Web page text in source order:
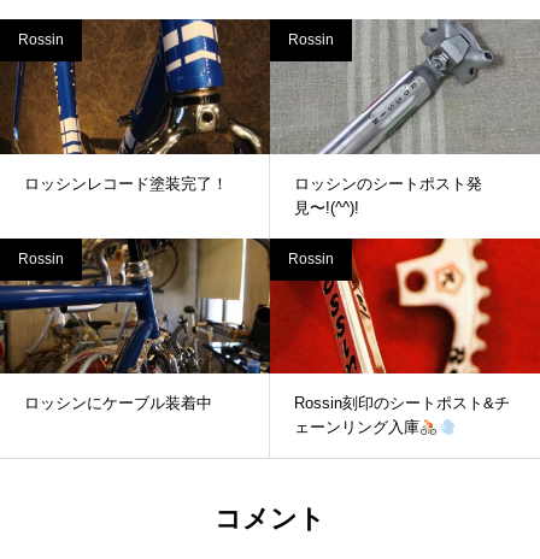
Rossin
ロッシンレコード塗装完了！
Rossin
ロッシンのシートポスト発
見〜!(^^)!
Rossin
ロッシンにケーブル装着中
Rossin
Rossin刻印のシートポスト&チ
ェーンリング入庫
コメント